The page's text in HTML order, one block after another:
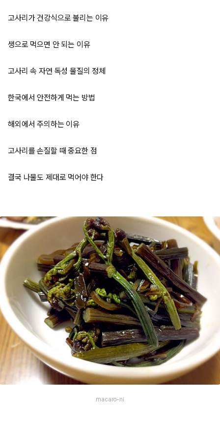
고사리가 건강식으로 불리는 이유
생으로 먹으면 안 되는 이유
고사리 속 자연 독성 물질의 정체
한국에서 안전하게 먹는 방법
해외에서 주의하는 이유
고사리를 손질할 때 중요한 점
결국 나물도 제대로 먹어야 한다
macaro-ni